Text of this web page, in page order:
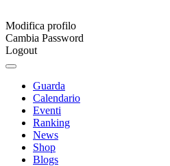
Modifica profilo
Cambia Password
Logout
Guarda
Calendario
Eventi
Ranking
News
Shop
Blogs